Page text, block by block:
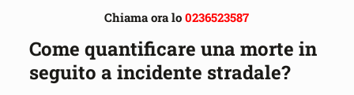
Chiama ora lo0236523587
Come quantificare una morte in
seguito a incidente stradale?